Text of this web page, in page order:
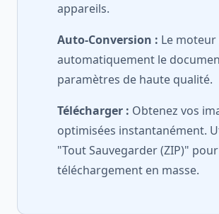
appareils.
Auto-Conversion : Le
automatiquement le
paramètres de haute qualité.
Télécharger : Obtenez vos
optimisées instantanément.
"Tout Sauvegarder (ZIP)"
téléchargement en masse.